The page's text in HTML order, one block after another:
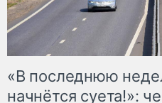
«В последнюю
начнётся суета!»: